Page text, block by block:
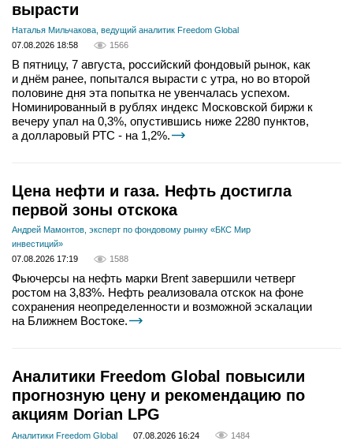
вырасти
Наталья Мильчакова, ведущий аналитик Freedom Global
07.08.2026 18:58
1566
В пятницу, 7 августа, российский фондовый рынок, как
и днём ранее, попытался вырасти с утра, но во второй
половине дня эта попытка не увенчалась успехом.
Номинированный в рублях индекс Московской биржи к
вечеру упал на 0,3%, опустившись ниже 2280 пунктов,
а долларовый РТС - на 1,2%.
Цена нефти и газа. Нефть достигла
первой зоны отскока
Андрей Мамонтов, эксперт по фондовому рынку «БКС Мир
инвестиций»
07.08.2026 17:19
1588
Фьючерсы на нефть марки Brent завершили четверг
ростом на 3,83%. Нефть реализовала отскок на фоне
сохранения неопределенности и возможной эскалации
на Ближнем Востоке.
Аналитики Freedom Global повысили
прогнозную цену и рекомендацию по
акциям Dorian LPG
Аналитики Freedom Global 07.08.2026 16:24 1484